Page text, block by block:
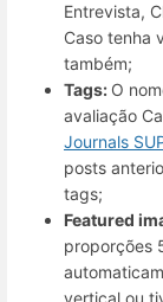
Entrevista,
Caso tenha
também;
Tags: O
avaliação
Journals
posts
tags;
Featured
proporções